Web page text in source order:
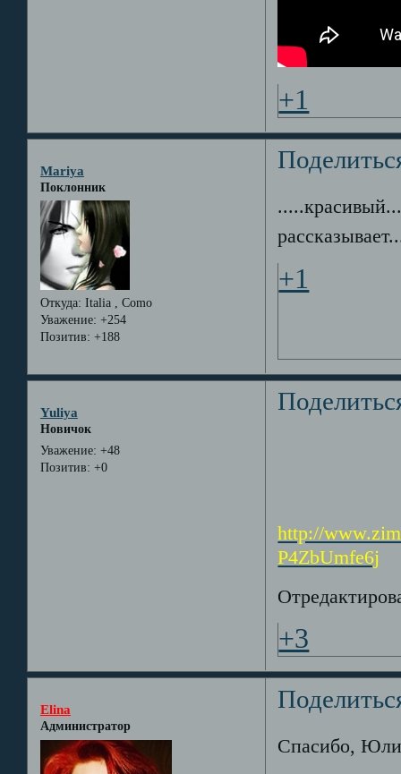
+1
Mariya
Поклонник
Откуда: Italia , Como
Уважение: +254
Позитив: +188
+1
Yuliya
Новичок
Уважение: +48
Позитив: +0
http://
P4ZbUmfe6j
+3
Elina
Администратор
Спасибо,